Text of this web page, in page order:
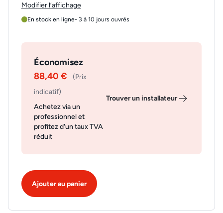
Modifier l’affichage
En stock en ligne- 3 à 10 jours ouvrés
Économisez
88,40 €
(Prix
indicatif)
Achetez via un
professionnel et
profitez d'un taux TVA
réduit
Trouver un installateur
Ajouter au panier